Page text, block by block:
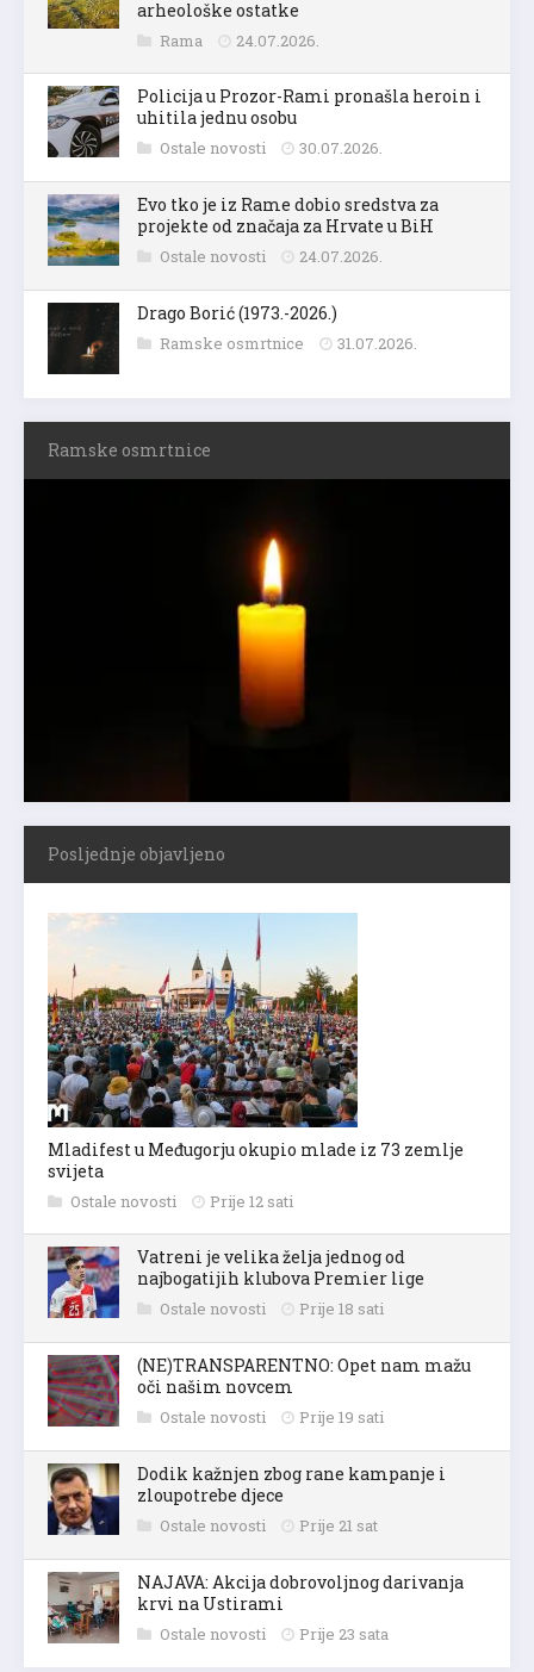
arheološke ostatke
Rama 24.07.2026.
Policija u Prozor-Rami pronašla heroin i
uhitila jednu osobu
Ostale novosti 30.07.2026.
Evo tko je iz Rame dobio sredstva za
projekte od značaja za Hrvate u BiH
Ostale novosti 24.07.2026.
Drago Borić (1973.-2026.)
Ramske osmrtnice 31.07.2026.
Ramske osmrtnice
Posljednje objavljeno
Mladifest u Međugorju okupio mlade iz 73 zemlje
svijeta
Ostale novosti Prije 12 sati
Vatreni je velika želja jednog od
najbogatijih klubova Premier lige
Ostale novosti Prije 18 sati
(NE)TRANSPARENTNO: Opet nam mažu
oči našim novcem
Ostale novosti Prije 19 sati
Dodik kažnjen zbog rane kampanje i
zloupotrebe djece
Ostale novosti Prije 21 sat
NAJAVA: Akcija dobrovoljnog darivanja
krvi na Ustirami
Ostale novosti Prije 23 sata